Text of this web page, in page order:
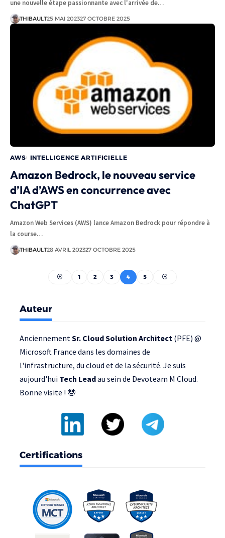
une nouvelle étape passionnante avec l'arrivée de…
THIBAULT25 MAI 202327 OCTOBRE 2025
AWS INTELLIGENCE ARTIFICIELLE
Amazon Bedrock, le nouveau service
d’IA d’AWS en concurrence avec
ChatGPT
Amazon Web Services (AWS) lance Amazon Bedrock pour répondre à
la course…
THIBAULT28 AVRIL 202327 OCTOBRE 2025
1 2 3 4 5
Auteur
Anciennement Sr. Cloud Solution Architect (PFE) @
Microsoft France dans les domaines de
l'infrastructure, du cloud et de la sécurité. Je suis
aujourd'hui Tech Leadau sein de Devoteam M Cloud.
Bonne visite ! 🤓
Certifications